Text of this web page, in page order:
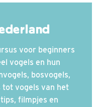
voor beginners
vogels en hun
bosvogels,
tot vogels van het
filmpjes en